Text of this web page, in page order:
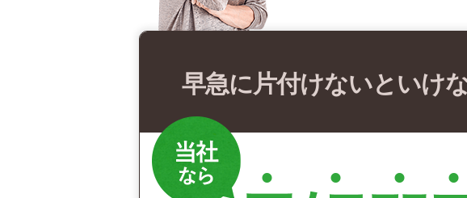
早急に片付けないといけ